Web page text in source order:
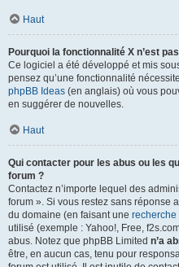
Haut
Pourquoi la fonctionnalité X n’est
Ce logiciel a été développé et mis
pensez qu’une fonctionnalité
phpBB Ideas (en anglais) où vous
en suggérer de nouvelles.
Haut
Qui contacter pour les abus ou les
forum ?
Contactez n’importe lequel des
forum ». Si vous restez sans réponse
du domaine (en faisant une recherche
utilisé (exemple : Yahoo!, Free,
abus. Notez que phpBB Limited n’a
être, en aucun cas, tenu pour